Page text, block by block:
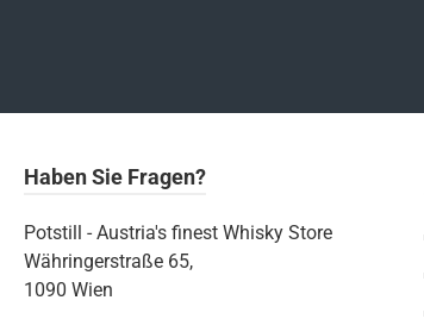
Haben Sie Fragen?
Potstill - Austria's finest Whisky Store
Währingerstraße 65,
1090 Wien